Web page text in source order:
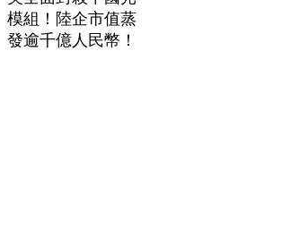
模組！陸企市值蒸
發逾千億人民幣！